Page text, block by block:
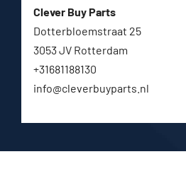
Clever Buy Parts
Dotterbloemstraat 25
3053 JV Rotterdam
+31681188130
info@cleverbuyparts.nl